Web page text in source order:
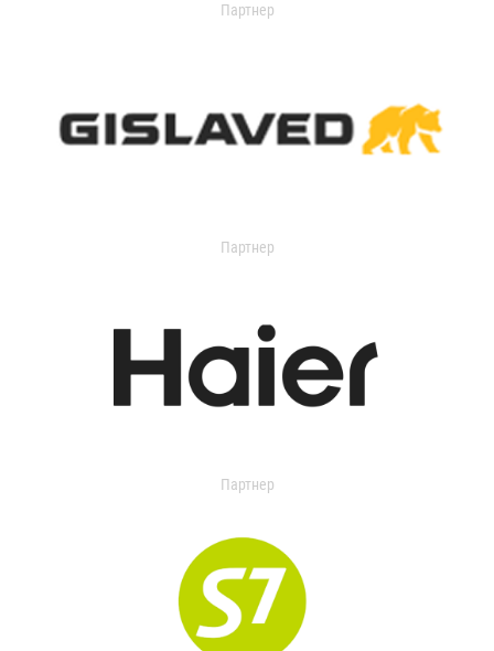
Партнер
Партнер
Партнер